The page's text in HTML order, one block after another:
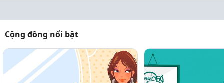
Cộng đồng nổi bật